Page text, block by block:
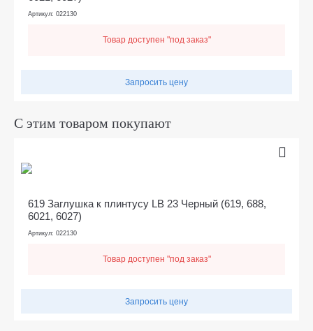
Артикул: 022130
Товар доступен "под заказ"
Запросить цену
С этим товаром покупают
619 Заглушка к плинтусу LB 23 Черный (619, 688,
6021, 6027)
Артикул: 022130
Товар доступен "под заказ"
Запросить цену